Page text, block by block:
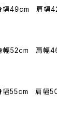
49cm 肩幅
幅52cm 肩幅
55cm 肩幅